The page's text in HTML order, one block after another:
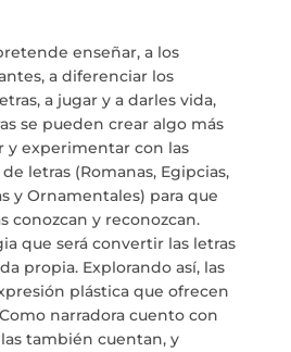
CONTATTO
LA NEUROLITERATURA ENTRA
EN NUESTROS OBJETIVOS
por Digital
SIAMO TRASPARENTI
diDulce Xerach
enseñar, a los
a diferenciar los
a jugar y a darles vida,
se pueden crear algo más
y experimentar con las
letras (Romanas, Egipcias,
y Ornamentales) para que
conozcan y reconozcan.
que será convertir las letras
propia. Explorando así, las
plástica que ofrecen
narradora cuento con
también cuentan, y